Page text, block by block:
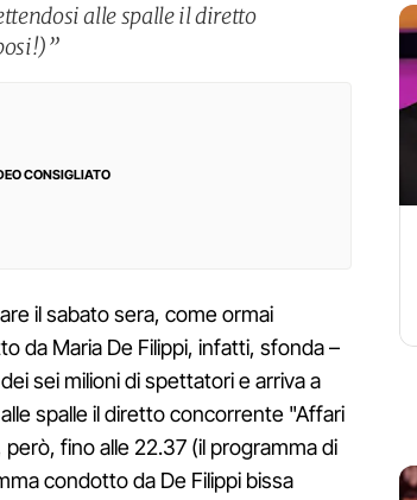
alle spalle il diretto
CONSIGLIATO
il sabato sera, come ormai
da Maria De Filippi, infatti, sfonda –
sei milioni di spettatori e arriva a
spalle il diretto concorrente "Affari
fino alle 22.37 (il programma di
condotto da De Filippi bissa